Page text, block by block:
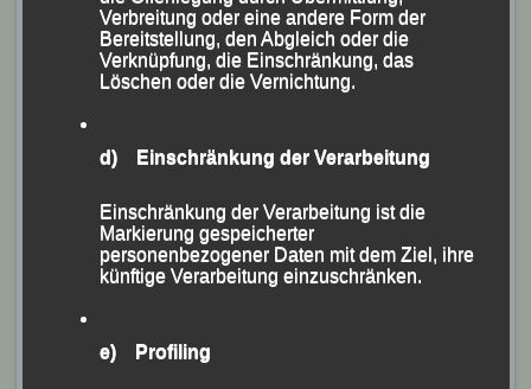
Veröffentlicht am16. Juni 2023 vonlgpassau
„Österreichisch-deutsches
Stundenlauf-Duo“
beim „Rieder Team-Stundenlauf“
(KS.) Als Team „Läuft gut“ firmierte das
(Union Wernstein) und Martina Schneider von der
Leichtathletik Gemeinschaft (LG) Passau bei ihrer
Verbreitung oder eine andere Form der
Bereitstellung, den Abgleich oder die
Verknüpfung, die Einschränkung, das
Löschen oder die Vernichtung.
d) Einschränkung der Verarbeitung
Einschränkung der Verarbeitung ist die
Markierung gespeicherter
personenbezogener Daten mit dem Ziel, ihre
künftige Verarbeitung einzuschränken.
e) Profiling